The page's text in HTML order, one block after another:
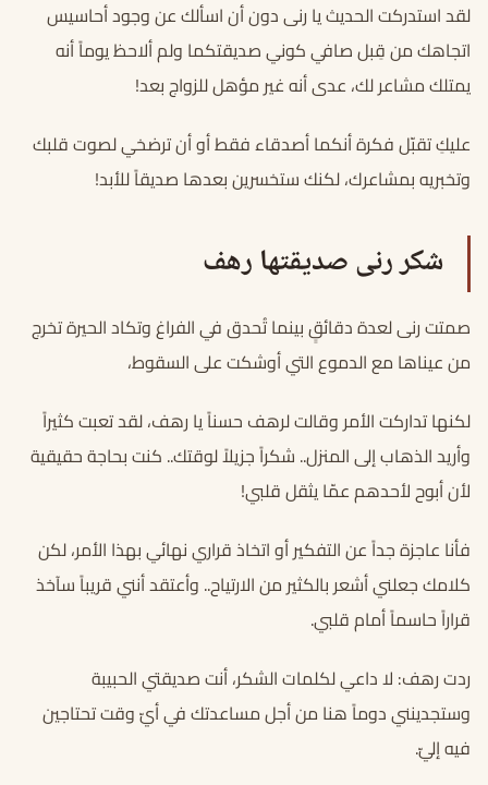
لقد استدركت الحديث يا رنى دون أن اسألك عن وجود أحاسيس
اتجاهك من قِبل صافي كوني صديقتكما ولم ألاحظ يوماً أنه
يمتلك مشاعر لك، عدى أنه غير مؤهل للزواج بعد!
عليكِ تقبّل فكرة أنكما أصدقاء فقط أو أن ترضخي لصوت قلبك
وتخبريه بمشاعرك، لكنك ستخسرين بعدها صديقاً للأبد!
شكر رنى صديقتها رهف
صمتت رنى لعدة دقائقٍ بينما تُحدق في الفراغ وتكاد الحيرة تخرج
من عيناها مع الدموع التي أوشكت على السقوط،
لكنها تداركت الأمر وقالت لرهف حسناً يا رهف، لقد تعبت كثيراً
وأريد الذهاب إلى المنزل.. شكراً جزيلاً لوقتك.. كنت بحاجة حقيقية
لأن أبوح لأحدهم عمّا يثقل قلبي!
فأنا عاجزة جداً عن التفكير أو اتخاذ قراري نهائي بهذا الأمر، لكن
كلامك جعلني أشعر بالكثير من الارتياح.. وأعتقد أنني قريباً سآخذ
قراراً حاسماً أمام قلبي.
ردت رهف: لا داعي لكلمات الشكر، أنت صديقتي الحبيبة
وستجدينني دوماً هنا من أجل مساعدتك في أيّ وقت تحتاجين
فيه إليّ.